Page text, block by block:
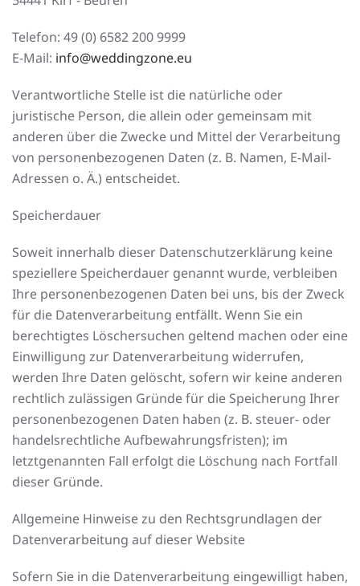
Telefon: 49 (0) 6582 200 9999
E-Mail: info@weddingzone.eu
Verantwortliche Stelle ist die natürliche oder
juristische Person, die allein oder gemeinsam mit
anderen über die Zwecke und Mittel der Verarbeitung
von personenbezogenen Daten (z. B. Namen, E-Mail-
Adressen o. Ä.) entscheidet.
Speicherdauer
Soweit innerhalb dieser Datenschutzerklärung keine
speziellere Speicherdauer genannt wurde, verbleiben
Ihre personenbezogenen Daten bei uns, bis der Zweck
für die Datenverarbeitung entfällt. Wenn Sie ein
berechtigtes Löschersuchen geltend machen oder eine
Einwilligung zur Datenverarbeitung widerrufen,
werden Ihre Daten gelöscht, sofern wir keine anderen
rechtlich zulässigen Gründe für die Speicherung Ihrer
personenbezogenen Daten haben (z. B. steuer- oder
handelsrechtliche Aufbewahrungsfristen); im
letztgenannten Fall erfolgt die Löschung nach Fortfall
dieser Gründe.
Allgemeine Hinweise zu den Rechtsgrundlagen der
Datenverarbeitung auf dieser Website
Sofern Sie in die Datenverarbeitung eingewilligt haben,